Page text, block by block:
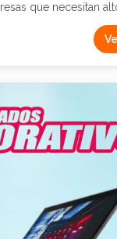
que necesitan
mini PC ofrece
y alto rendimiento
en oficina ⚙️
Intel Core i7
RAM: 16GB
Formato: Tiny (ultra
USB,
(ideal para escritorio
✅ Equipo